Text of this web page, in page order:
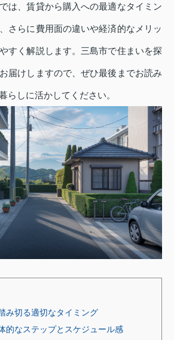
は、賃貸から購入への最適なタイミン
さらに費用面の違いや経済的なメリッ
すく解説します。三島市で住まいを探
届けしますので、ぜひ最後までお読み
らしに活かしてください。
み切る適切なタイミング
的なステップとスケジュール感